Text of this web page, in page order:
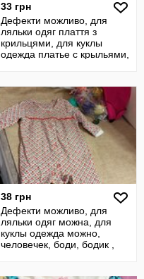
33 грн
Дефекти можливо, для
ляльки одяг плаття з
крильцями, для куклы
одежда платье с крыльями,
38 грн
Дефекти можливо, для
ляльки одяг можна, для
куклы одежда можно,
человечек, боди, бодик ,